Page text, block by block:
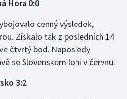
Hora 0:0
cenný výsledek,
Získalo tak z posledních 14
čtvrtý bod. Naposledy
se Slovenskem loni v červnu.
3:2